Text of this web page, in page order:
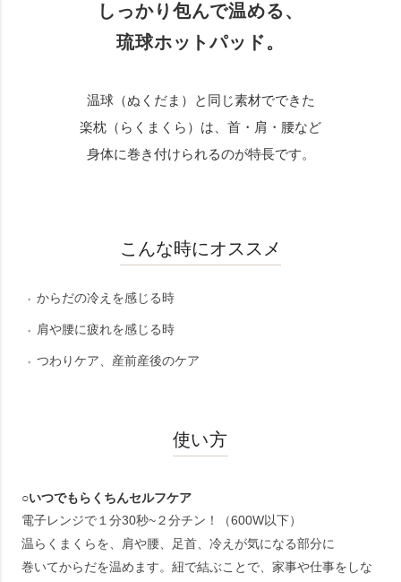
しっかり包んで温める、
琉球ホットパッド。
温球（ぬくだま）と同じ素材でできた
楽枕（らくまくら）は、首・肩・腰など
身体に巻き付けられるのが特長です。
こんな時にオススメ
からだの冷えを感じる時
肩や腰に疲れを感じる時
つわりケア、産前産後のケア
使い方
○いつでもらくちんセルフケア
電子レンジで１分30秒~２分チン！（600W以下）
温らくまくらを、肩や腰、足首、冷えが気になる部分に
巻いてからだを温めます。紐で結ぶことで、家事や仕事をしな